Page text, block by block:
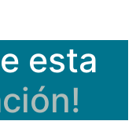
esta